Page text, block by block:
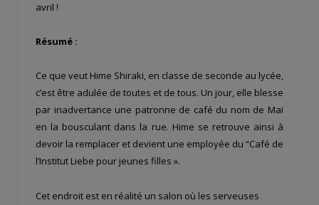
avril !
Résumé :
Ce que veut Hime Shiraki, en classe de seconde au lycée,
c’est être adulée de toutes et de tous. Un jour, elle blesse
par inadvertance une patronne de café du nom de Maï
en la bousculant dans la rue. Hime se retrouve ainsi à
devoir la remplacer et devient une employée du “Café de
l’Institut Liebe pour jeunes filles ».
Cet endroit est en réalité un salon où les serveuses